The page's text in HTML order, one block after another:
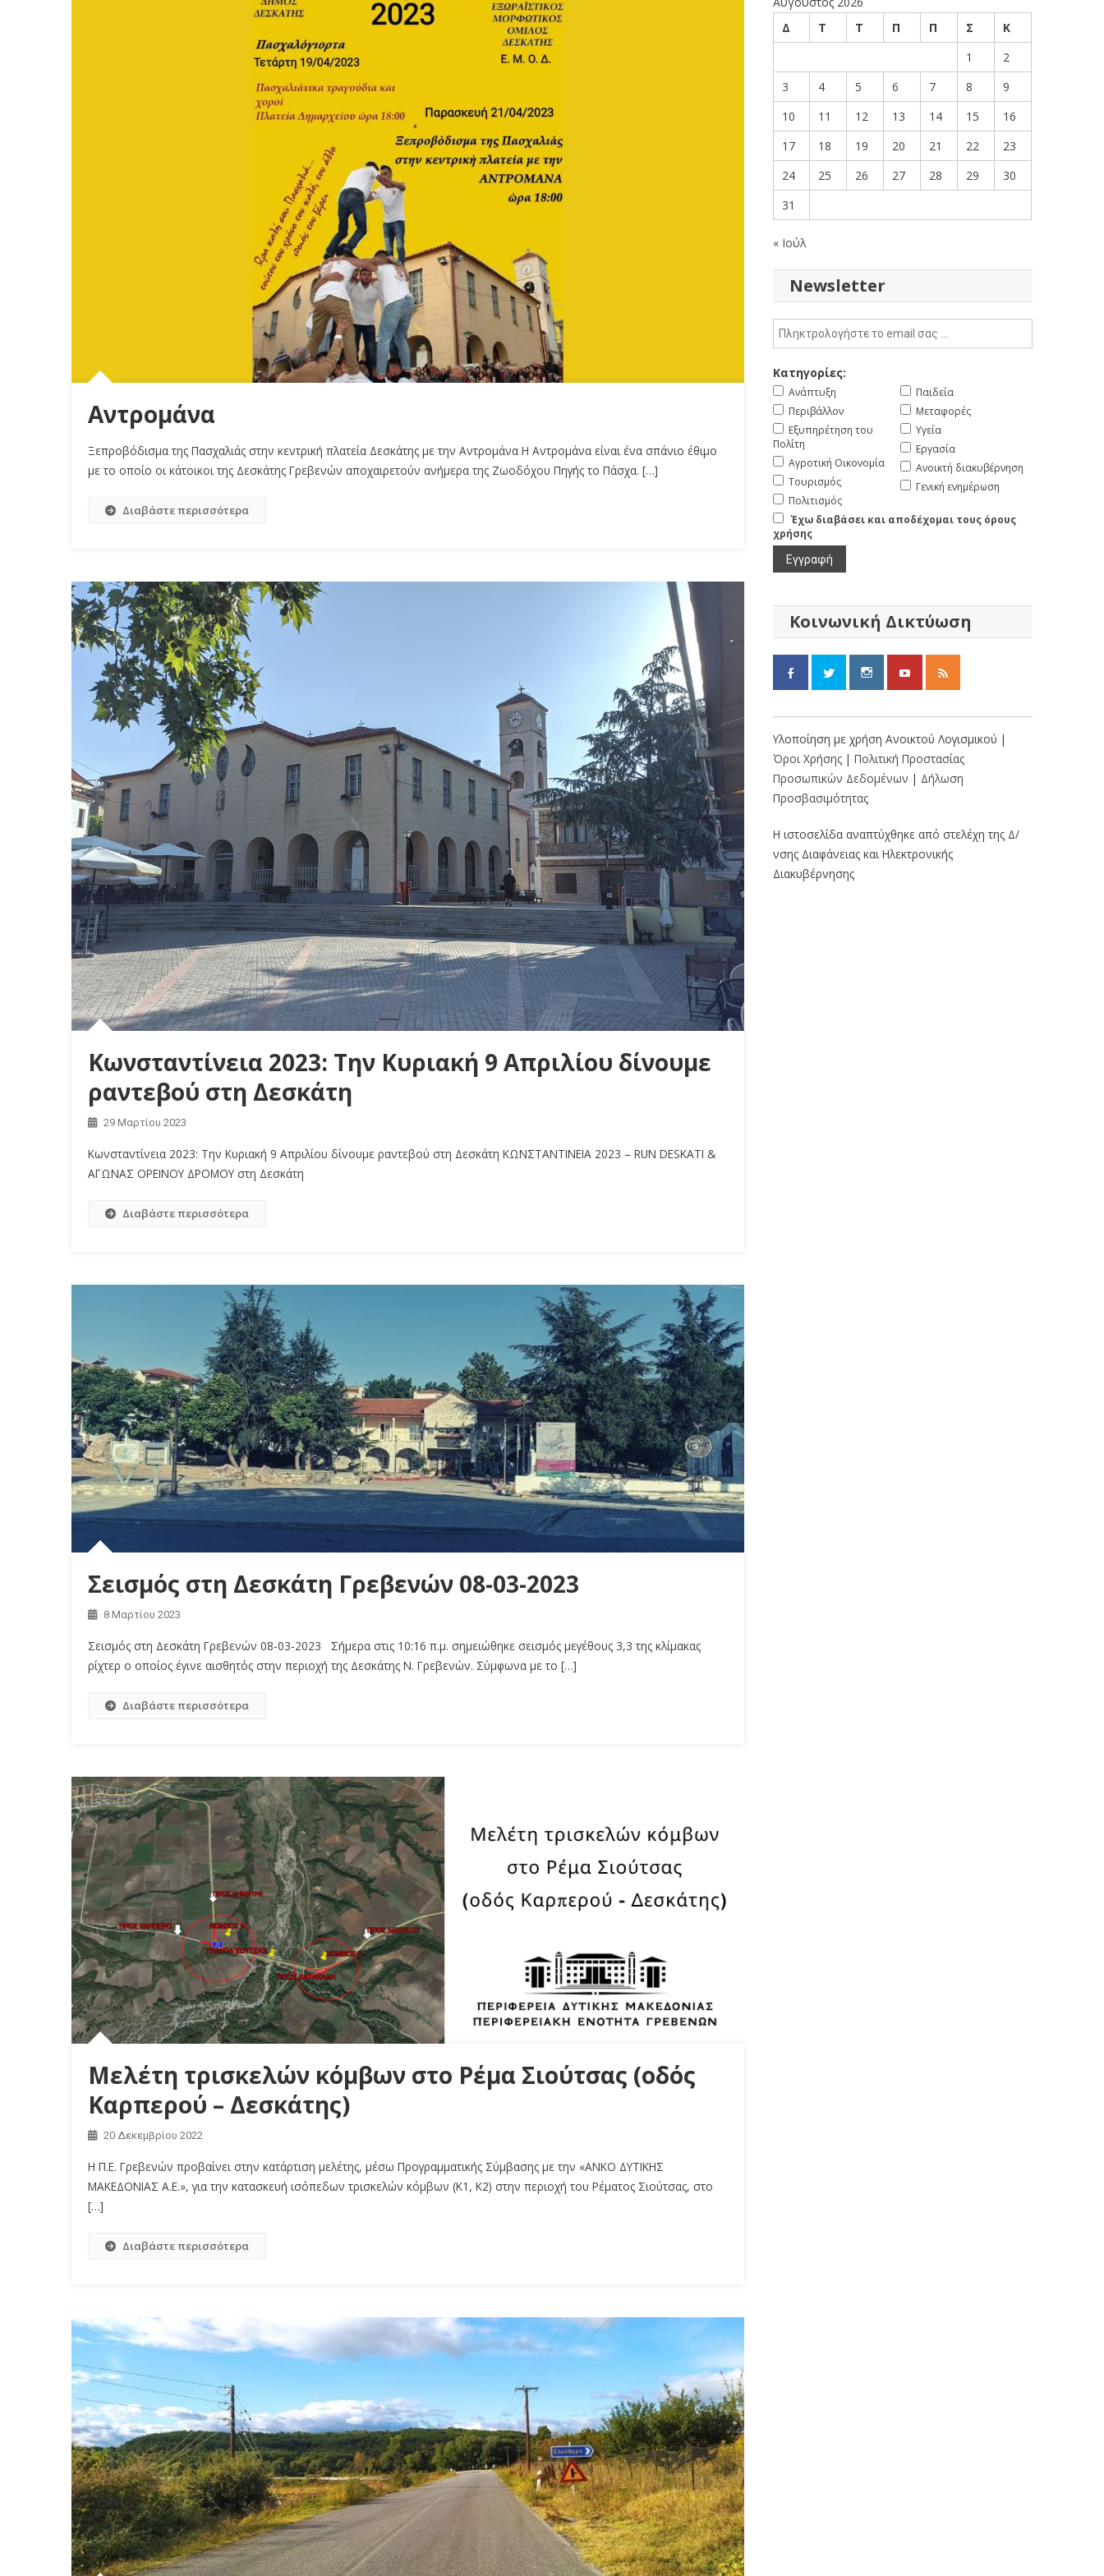
Αντρομάνα
Ξεπροβόδισμα της Πασχαλιάς στην κεντρική πλατεία Δεσκάτης με την Αντρομάνα Η Αντρομάνα είναι ένα σπάνιο έθιμο
με το οποίο οι κάτοικοι της Δεσκάτης Γρεβενών αποχαιρετούν ανήμερα της Ζωοδόχου Πηγής το Πάσχα. […]
Διαβάστε περισσότερα
Κωνσταντίνεια 2023: Την Κυριακή 9 Απριλίου δίνουμε
ραντεβού στη Δεσκάτη
29 Μαρτίου 2023
Κωνσταντίνεια 2023: Την Κυριακή 9 Απριλίου δίνουμε ραντεβού στη Δεσκάτη ΚΩΝΣΤΑΝΤΙΝΕΙΑ 2023 – RUN DESKATI &
ΑΓΩΝΑΣ ΟΡΕΙΝΟΥ ΔΡΟΜΟΥ στη Δεσκάτη
Διαβάστε περισσότερα
Σεισμός στη Δεσκάτη Γρεβενών 08-03-2023
8 Μαρτίου 2023
Σεισμός στη Δεσκάτη Γρεβενών 08-03-2023 Σήμερα στις 10:16 π.μ. σημειώθηκε σεισμός μεγέθους 3,3 της κλίμακας
ρίχτερ ο οποίος έγινε αισθητός στην περιοχή της Δεσκάτης Ν. Γρεβενών. Σύμφωνα με το […]
Διαβάστε περισσότερα
Μελέτη τρισκελών κόμβων στο Ρέμα Σιούτσας (οδός
Καρπερού – Δεσκάτης)
20 Δεκεμβρίου 2022
Η Π.Ε. Γρεβενών προβαίνει στην κατάρτιση μελέτης, μέσω Προγραμματικής Σύμβασης με την «ΑΝΚΟ ΔΥΤΙΚΗΣ
ΜΑΚΕΔΟΝΙΑΣ Α.Ε.», για την κατασκευή ισόπεδων τρισκελών κόμβων (Κ1, Κ2) στην περιοχή του Ρέματος Σιούτσας, στο
[…]
Διαβάστε περισσότερα
Δ
Τ Τ Π Π Σ
Κ
1
2
3
4 5 6 7 8
9
10
11 12 13 14 15
16
17
18 19 20 21 22
23
24
25 26 27 28 29
30
31
« Ιούλ
Newsletter
Κατηγορίες:
Ανάπτυξη
Περιβάλλον
Εξυπηρέτηση του
Πολίτη
Αγροτική Οικονομία
Τουρισμός
Πολιτισμός
Παιδεία
Μεταφορές
Υγεία
Εργασία
Ανοικτή διακυβέρνηση
Γενική ενημέρωση
Έχω διαβάσει και αποδέχομαι τους όρους
χρήσης
Κοινωνική Δικτύωση
Υλοποίηση με χρήση Ανοικτού Λογισμικού |
Όροι Χρήσης |Πολιτική Προστασίας
Προσωπικών Δεδομένων | Δήλωση
Προσβασιμότητας
Η ιστοσελίδα αναπτύχθηκε από στελέχη της Δ/
νσης Διαφάνειας και Ηλεκτρονικής
Διακυβέρνησης